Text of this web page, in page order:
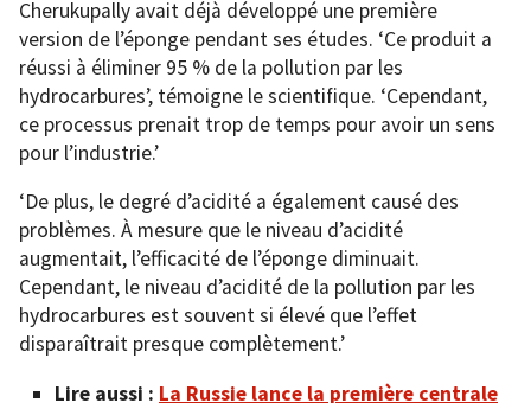
Cherukupally avait déjà développé une première
version de l’éponge pendant ses études. ‘Ce produit a
réussi à éliminer 95 % de la pollution par les
hydrocarbures’, témoigne le scientifique. ‘Cependant,
ce processus prenait trop de temps pour avoir un sens
pour l’industrie.’
‘De plus, le degré d’acidité a également causé des
problèmes. À mesure que le niveau d’acidité
augmentait, l’efficacité de l’éponge diminuait.
Cependant, le niveau d’acidité de la pollution par les
hydrocarbures est souvent si élevé que l’effet
disparaîtrait presque complètement.’
Lire aussi : La Russie lance la première centrale